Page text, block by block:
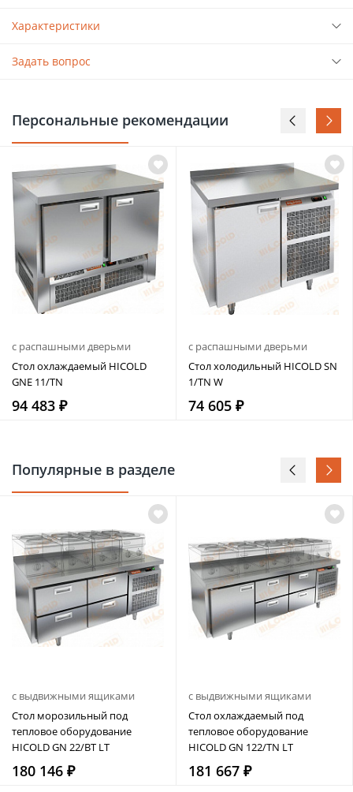
Характеристики
Задать вопрос
Персональные рекомендации
с распашными дверьми
Стол охлаждаемый HICOLD
GNE 11/TN
94 483 ₽
с распашными дверьми
Стол холодильный HICOLD SN
1/TN W
74 605 ₽
Популярные в разделе
с выдвижными ящиками
Стол морозильный под
тепловое оборудование
HICOLD GN 22/BT LT
180 146 ₽
с выдвижными ящиками
Стол охлаждаемый под
тепловое оборудование
HICOLD GN 122/TN LT
181 667 ₽